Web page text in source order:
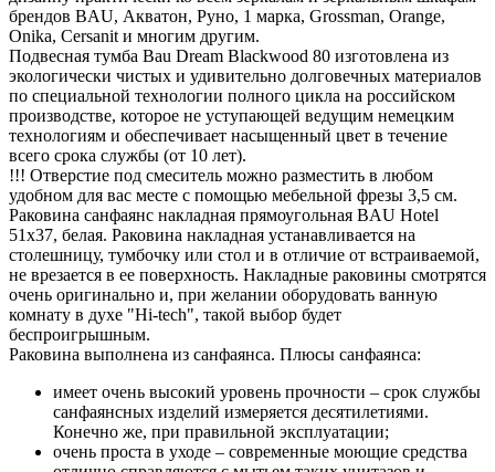
брендов BAU, Акватон, Руно, 1 марка, Grossman, Orange,
Onika, Cersanit и многим другим.
Подвесная тумба Bau Dream Blackwood 80 изготовлена из
экологически чистых и удивительно долговечных материалов
по специальной технологии полного цикла на российском
производстве, которое не уступающей ведущим немецким
технологиям и обеспечивает насыщенный цвет в течение
всего срока службы (от 10 лет).
!!! Отверстие под смеситель можно разместить в любом
удобном для вас месте с помощью мебельной фрезы 3,5 см.
Раковина санфаянс накладная прямоугольная BAU Hotel
51х37, белая. Раковина накладная устанавливается на
столешницу, тумбочку или стол и в отличие от встраиваемой,
не врезается в ее поверхность. Накладные раковины смотрятся
очень оригинально и, при желании оборудовать ванную
комнату в духе "Hi-tech", такой выбор будет
беспроигрышным.
Раковина выполнена из санфаянса. Плюсы санфаянса:
имеет очень высокий уровень прочности – срок службы
санфаянсных изделий измеряется десятилетиями.
Конечно же, при правильной эксплуатации;
очень проста в уходе – современные моющие средства